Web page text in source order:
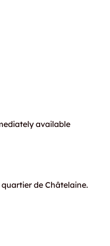
available
de Châtelaine.